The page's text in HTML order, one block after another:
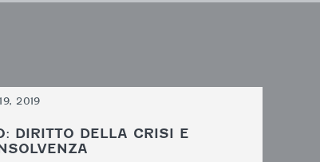
2019
DIRITTO DELLA CRISI E